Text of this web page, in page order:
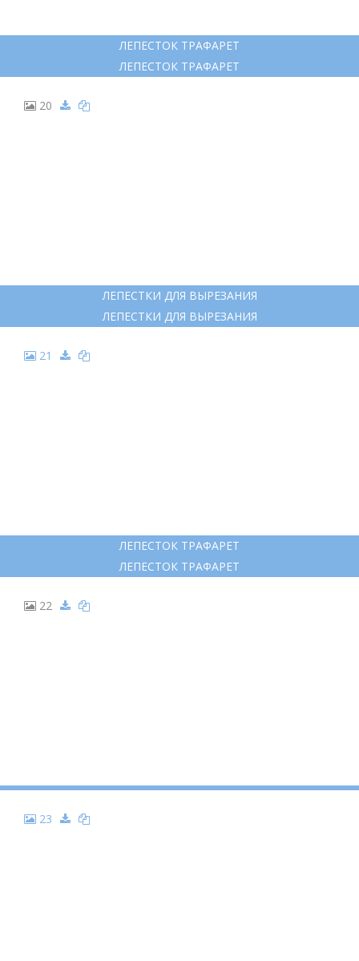
ЛЕПЕСТОК ТРАФАРЕТ
ЛЕПЕСТОК ТРАФАРЕТ
20
ЛЕПЕСТКИ ДЛЯ ВЫРЕЗАНИЯ
ЛЕПЕСТКИ ДЛЯ ВЫРЕЗАНИЯ
21
ЛЕПЕСТОК ТРАФАРЕТ
ЛЕПЕСТОК ТРАФАРЕТ
22
23